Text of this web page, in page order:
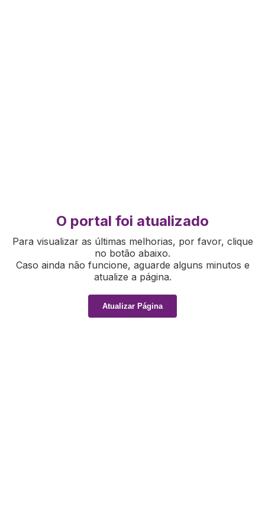
O portal foi atualizado
Para visualizar as últimas melhorias, por favor, clique
no botão abaixo.
Caso ainda não funcione, aguarde alguns minutos e
atualize a página.
Atualizar Página